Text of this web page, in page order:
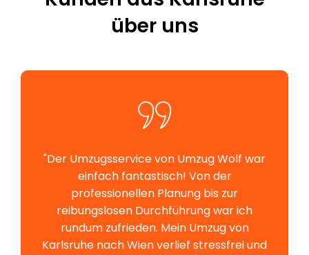
über uns
"Der Umzugsservice von Umzug Wolf war
einfach fantastisch! Von der
professionellen Planung bis zur
reibungslosen Durchführung war ich
rundum zufrieden. Mein Umzug von
Karlsruhe nach Wien verlief stressfrei und